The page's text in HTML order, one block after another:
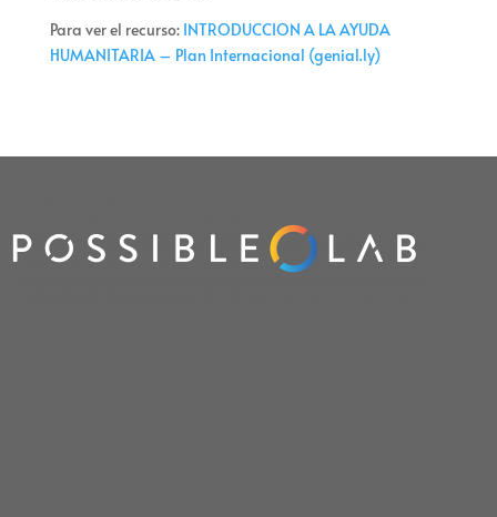
Para ver el recurso: INTRODUCCION A LA AYUDA
HUMANITARIA – Plan Internacional (genial.ly)